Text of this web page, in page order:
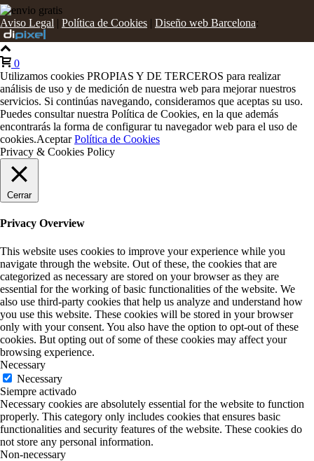
Aviso Legal | Política de Cookies | Diseño web Barcelona:
0
Utilizamos cookies PROPIAS Y DE TERCEROS para realizar
análisis de uso y de medición de nuestra web para mejorar nuestros
servicios. Si continúas navegando, consideramos que aceptas su uso.
Puedes consultar nuestra Política de Cookies, en la que además
encontrarás la forma de configurar tu navegador web para el uso de
cookies.Aceptar Política de Cookies
Privacy & Cookies Policy
Cerrar
Privacy Overview
This website uses cookies to improve your experience while you
navigate through the website. Out of these, the cookies that are
categorized as necessary are stored on your browser as they are
essential for the working of basic functionalities of the website. We
also use third-party cookies that help us analyze and understand how
you use this website. These cookies will be stored in your browser
only with your consent. You also have the option to opt-out of these
cookies. But opting out of some of these cookies may affect your
browsing experience.
Necessary
Necessary
Siempre activado
Necessary cookies are absolutely essential for the website to function
properly. This category only includes cookies that ensures basic
functionalities and security features of the website. These cookies do
not store any personal information.
Non-necessary